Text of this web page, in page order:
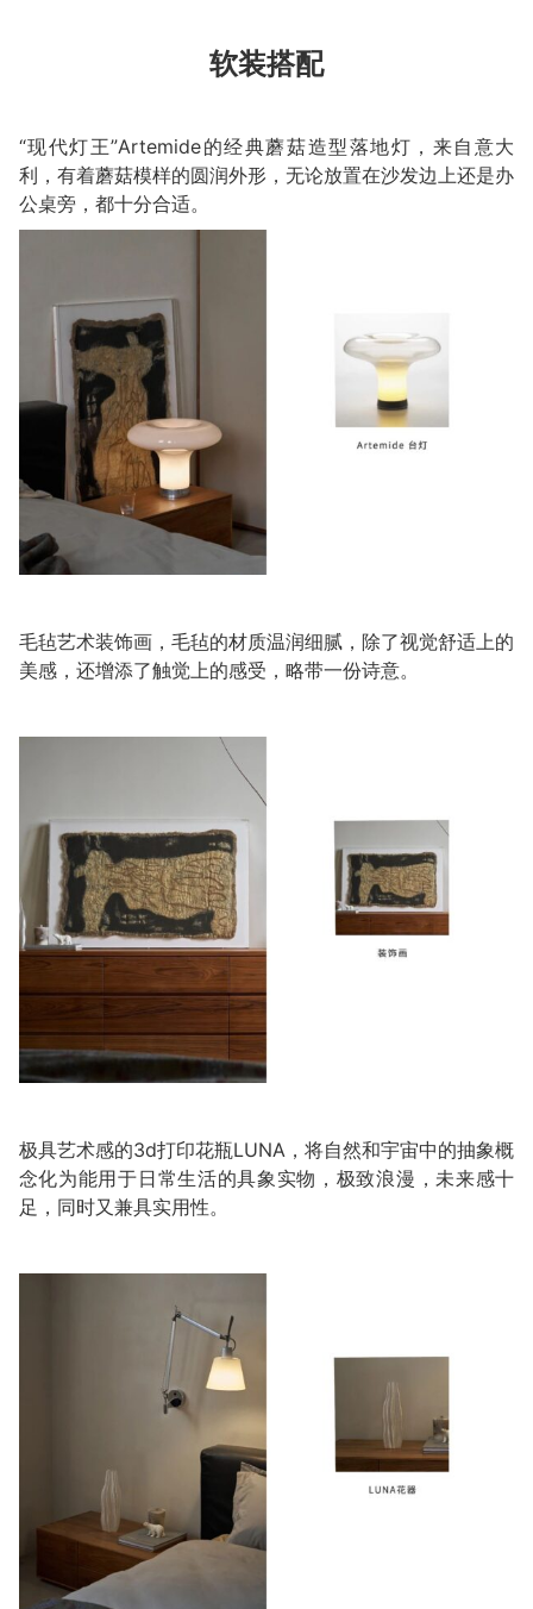
软装搭配
“现代灯王”Artemide的经典蘑菇造型落地灯，来自意大
利，有着蘑菇模样的圆润外形，无论放置在沙发边上还是办
公桌旁，都十分合适。
毛毡艺术装饰画，毛毡的材质温润细腻，除了视觉舒适上的
美感，还增添了触觉上的感受，略带一份诗意。
极具艺术感的3d打印花瓶LUNA，将自然和宇宙中的抽象概
念化为能用于日常生活的具象实物，极致浪漫，未来感十
足，同时又兼具实用性。